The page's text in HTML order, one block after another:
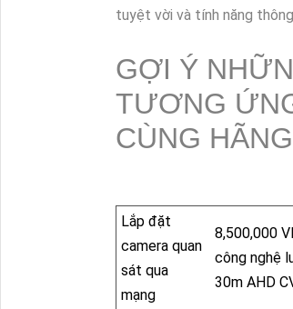
tuyệt vời và tính năng
GỢI Ý
TƯƠNG
CÙNG HÃNG
Lắp đặt
camera quan
sát qua
mạng
8,500,000
công nghệ
30m AHD